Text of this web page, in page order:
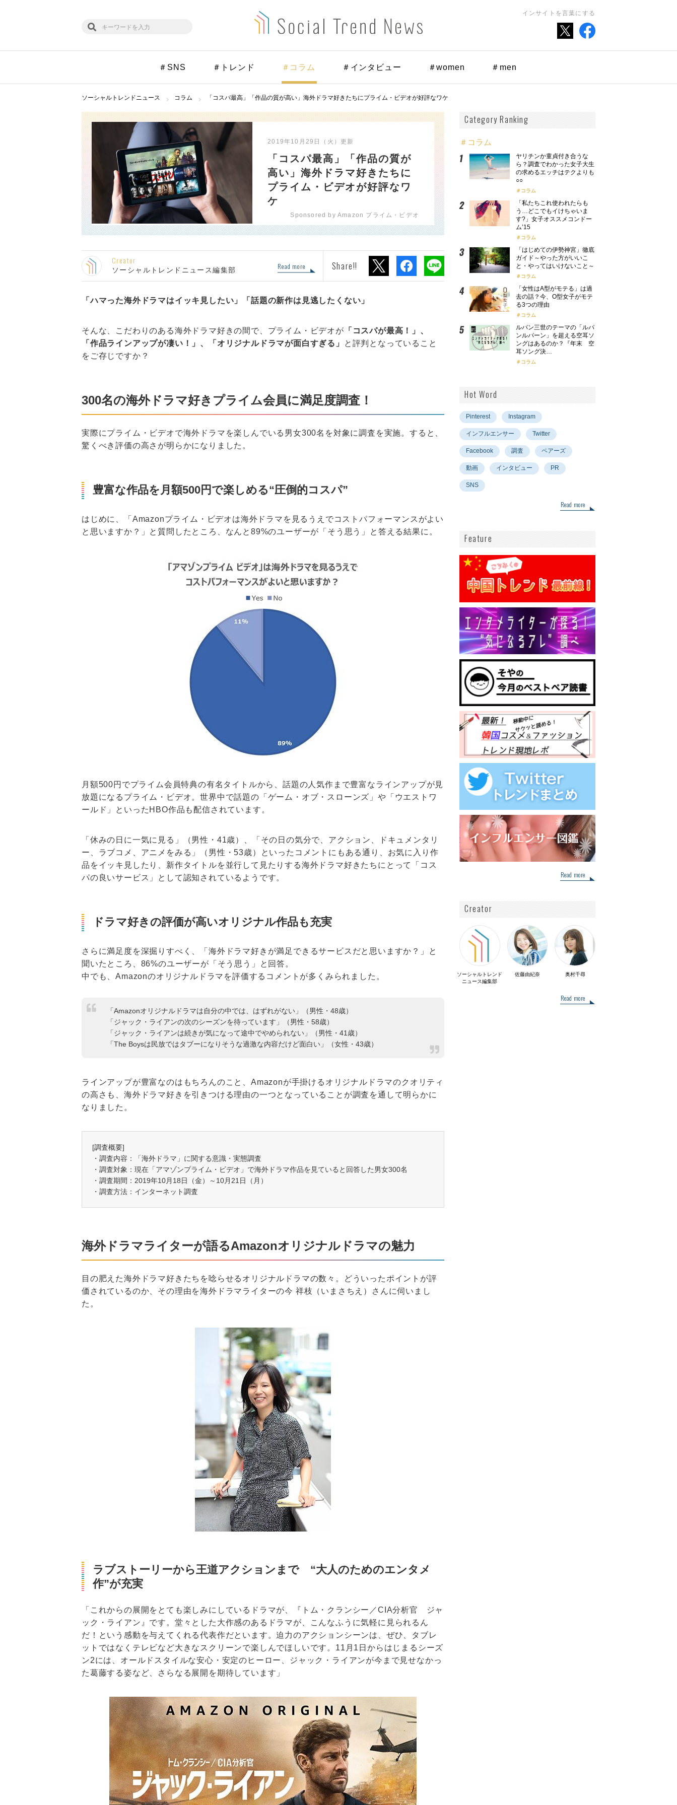
インサイトを言葉にする
＃SNS ＃トレンド ＃コラム ＃インタビュー ＃women ＃men
ソーシャルトレンドニュース コラム 「コスパ最高」「作品の質が高い」海外ドラマ好きたちにプライム・ビデオが好評なワケ
2019年10月29日（火）更新
「コスパ最高」「作品の質が
高い」海外ドラマ好きたちに
プライム・ビデオが好評なワ
ケ
Sponsored by Amazon プライム・ビデオ
Creator
ソーシャルトレンドニュース編集部 Read more Share!!
「ハマった海外ドラマはイッキ見したい」「話題の新作は見逃したくない」
そんな、こだわりのある海外ドラマ好きの間で、プライム・ビデオが 「コスパが最高！」、
「作品ラインアップが凄い！」、「オリジナルドラマが面白すぎる」
と評判となっていること
をご存じですか？
300名の海外ドラマ好きプライム会員に満足度調査！
実際にプライム・ビデオで海外ドラマを楽しんでいる男女300名を対象に調査を実施。すると、
驚くべき評価の高さが明らかになりました。
豊富な作品を月額500円で楽しめる“圧倒的コスパ”
はじめに、「Amazonプライム・ビデオは海外ドラマを見るうえでコストパフォーマンスがよい
と思いますか？」と質問したところ、なんと89%のユーザーが「そう思う」と答える結果に。
月額500円でプライム会員特典の有名タイトルから、話題の人気作まで豊富なラインアップが見
放題になるプライム・ビデオ。世界中で話題の「ゲーム・オブ・スローンズ」や「ウエストワ
ールド」といったHBO作品も配信されています。
「休みの日に一気に見る」（男性・41歳）、「その日の気分で、アクション、ドキュメンタリ
ー、ラブコメ、アニメをみる」（男性・53歳）といったコメントにもある通り、お気に入り作
品をイッキ見したり、新作タイトルを並行して見たりする海外ドラマ好きたちにとって「コス
パの良いサービス」として認知されているようです。
ドラマ好きの評価が高いオリジナル作品も充実
さらに満足度を深掘りすべく、「海外ドラマ好きが満足できるサービスだと思いますか？」と
聞いたところ、86%のユーザーが「そう思う」と回答。
中でも、Amazonのオリジナルドラマを評価するコメントが多くみられました。
「Amazonオリジナルドラマは自分の中では、はずれがない」（男性・48歳）
「ジャック・ライアンの次のシーズンを待っています」（男性・58歳）
「ジャック・ライアンは続きが気になって途中でやめられない」（男性・41歳）
「The Boysは民放ではタブーになりそうな過激な内容だけど面白い」（女性・43歳）
ラインアップが豊富なのはもちろんのこと、Amazonが手掛けるオリジナルドラマのクオリティ
の高さも、海外ドラマ好きを引きつける理由の一つとなっていることが調査を通して明らかに
なりました。
[調査概要]
・調査内容：「海外ドラマ」に関する意識・実態調査
・調査対象：現在「アマゾンプライム・ビデオ」で海外ドラマ作品を見ていると回答した男女300名
・調査期間：2019年10月18日（金）～10月21日（月）
・調査方法：インターネット調査
海外ドラマライターが語るAmazonオリジナルドラマの魅力
目の肥えた海外ドラマ好きたちを唸らせるオリジナルドラマの数々。どういったポイントが評
価されているのか、その理由を海外ドラマライターの今 祥枝（いまさちえ）さんに伺いまし
た。
ラブストーリーから王道アクションまで “大人のためのエンタメ
作”が充実
「これからの展開をとても楽しみにしているドラマが、『トム・クランシー／CIA分析官 ジャ
ック・ライアン』です。堂々とした大作感のあるドラマが、こんなふうに気軽に見られるん
だ！という感動を与えてくれる代表作だといます。迫力のアクションシーンは、ぜひ、タブレ
ットではなくテレビなど大きなスクリーンで楽しんでほしいです。11月1日からはじまるシーズ
ン2には、オールドスタイルな安心・安定のヒーロー、ジャック・ライアンが今まで見せなかっ
た葛藤する姿など、さらなる展開を期待しています」
Category Ranking
＃コラム
ヤリチンか童貞付き合うな
ら？調査でわかった女子大生
の求めるエッチはテクよりも
○○
コラム
「私たちこれ使われたらも
う…どこでもイけちゃいま
す?」女子オススメコンドー
ム’15
コラム
「はじめての伊勢神宮」徹底
ガイド～やった方がいいこ
と・やってはいけないこと～
コラム
「女性はA型がモテる」は過
去の話？今、O型女子がモテ
る3つの理由
コラム
ルパン三世のテーマの「ルパ
ンルパーン」を超える空耳ソ
ングはあるのか？『年末 空
耳ソング決…
コラム
Hot Word
Pinterest Instagram
インフルエンサー Twitter
Facebook 調査 ペアーズ
動画 インタビュー PR
SNS
Read more
Feature
Read more
Creator
ソーシャルトレンド
ニュース編集部
佐藤由紀奈 奥村千尋
Read more